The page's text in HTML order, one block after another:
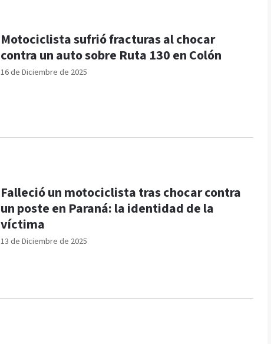
16 de Diciembre de 2025
Motociclista sufrió fracturas al chocar
contra un auto sobre Ruta 130 en Colón
13 de Diciembre de 2025
Falleció un motociclista tras chocar contra
un poste en Paraná: la identidad de la
víctima